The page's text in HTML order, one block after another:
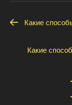
Какие
Какие